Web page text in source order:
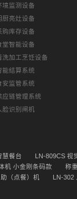
境监测设备
厨亮灶设备
购库存设备
堂智能设备
洗加工烹饪设备
能结算系统
安监管系统
应链管理系统
脸识别闸机
慧餐台 LN-809CS 视
机 小金刚条码款
称
（点餐）机
LN-302